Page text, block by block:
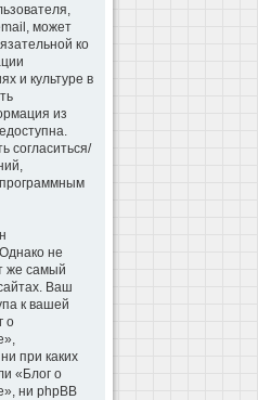
может
ко
и культуре в
из
согласиться/
не
же самый
Ваш
к вашей
о
при каких
«Блог о
ни phpBB